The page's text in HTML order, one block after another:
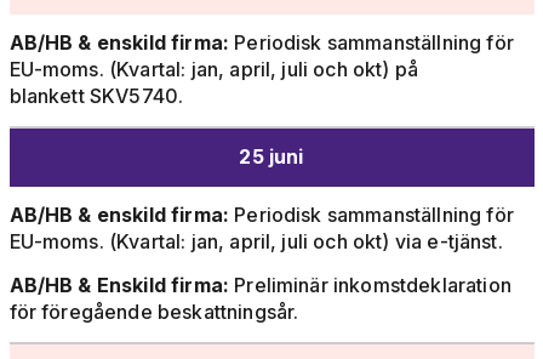
AB/HB & enskild firma: Periodisk sammanställning för
EU-moms. (Kvartal: jan, april, juli och okt) på
blankett SKV5740.
25 juni
AB/HB & enskild firma: Periodisk sammanställning för
EU-moms. (Kvartal: jan, april, juli och okt) via e-tjänst.
AB/HB & Enskild firma: Preliminär inkomstdeklaration
för föregående beskattningsår.